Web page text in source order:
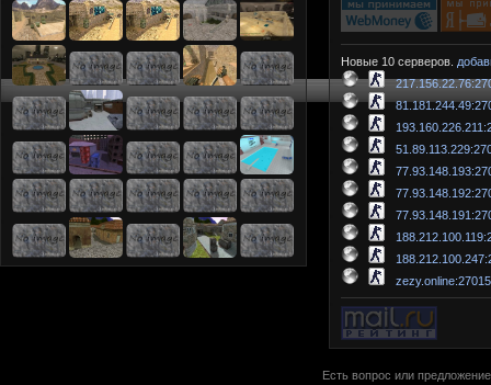
Новые 10 серверов.
Есть вопрос или